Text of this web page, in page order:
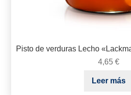
Pisto de verduras Lecho
4,65 €
Leer más